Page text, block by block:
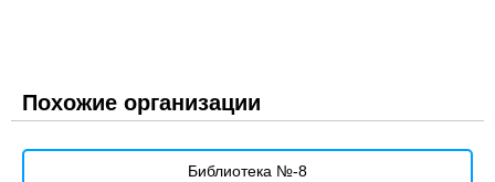
Похожие организации
Библиотека №-8